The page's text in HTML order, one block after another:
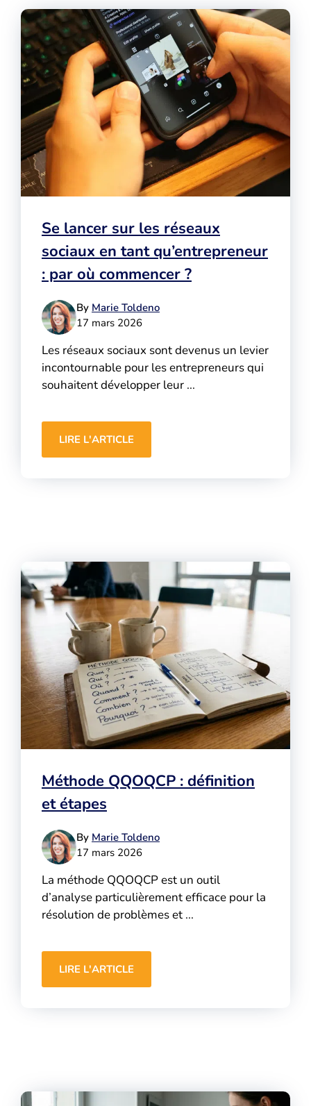
Se lancer sur les réseaux
sociaux en tant qu’entrepreneur
: par où commencer ?
By Marie Toldeno
17 mars 2026
Les réseaux sociaux sont devenus un levier
incontournable pour les entrepreneurs qui
souhaitent développer leur ...
LIRE L'ARTICLE
Méthode QQOQCP : définition
et étapes
By Marie Toldeno
17 mars 2026
La méthode QQOQCP est un outil
d’analyse particulièrement efficace pour la
résolution de problèmes et ...
LIRE L'ARTICLE